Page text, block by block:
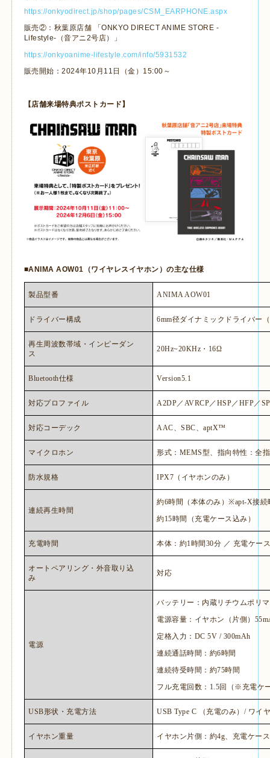
https://onkyodirect.jp/shop/pages/CSM_EARPHONE.aspx
販売②：秋葉原店舗 「ONKYO DIRECT ANIME STORE -
Lifestyle-（音アニ2号店）」
https://onkyoanime-lifestyle.com/info/5931532
販売開始：2024年10月11日（金）15:00～
【店舗来場特典ポストカード】
■ANIMA AOW01 （ワイヤレスイヤホン）の主な仕様
製品型番 ANIMA AOW01
ドライバー構成 6mm径ダイナミックドライバー（
再生周波数帯域・インピーダン
ス
20Hz~20KHz ・ 16Ω
Bluetooth仕様 Version5.1
対応プロファイル A2DP／ AVRCP／ HSP／ HFP／
対応コーデック AAC、SBC、aptX™
マイクロホン 形式： MEMS型、指向特性：全
防水規格 IPX7 （イヤホンのみ）
連続再生時間
約6時間（本体のみ）※apt-X接続
約15時間（充電ケース込み）
充電時間 本体：約1時間30分 ／ 充電ケー
オートペアリング・外音取り込
み
対応
電源
バッテリー：内蔵リチウムポリ
電源容量：イヤホン（片側）
定格入力： DC 5V / 300mAh
連続通話時間：約6時間
連続待受時間：約75時間
フル充電回数： 1.5回（※充電ケ
USB形状・充電方法 USB Type C （充電のみ） / ワイ
イヤホン重量 イヤホン片側：約4g、充電ケー